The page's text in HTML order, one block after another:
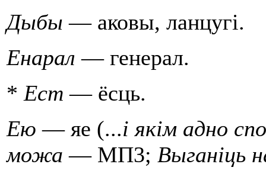
Дыбы — аковы, ланцугi.
Енарал— генерал.
* Ест— ёсць.
Ею — яе (...i якiм адно
можа— МП3; Выганiць